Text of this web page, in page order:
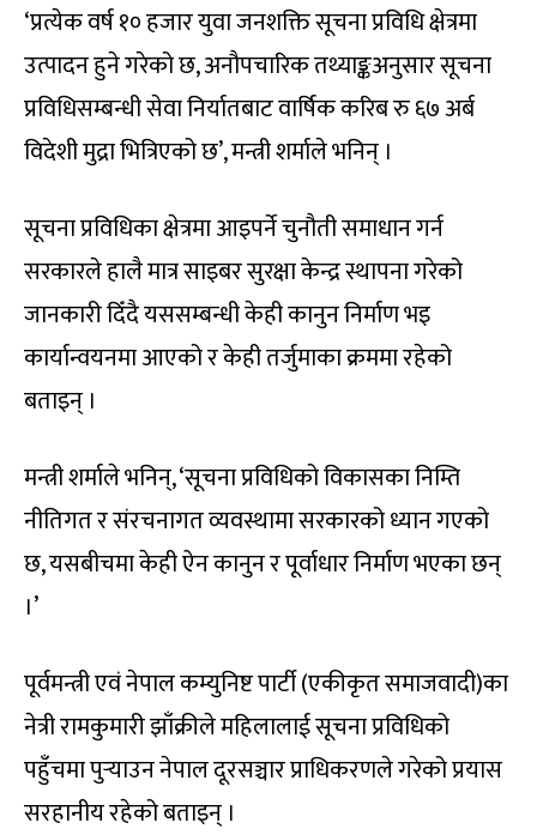
‘प्रत्येक वर्ष १० हजार युवा जनशक्ति सूचना प्रविधि क्षेत्रमा
उत्पादन हुने गरेको छ, अनौपचारिक तथ्याङ्कअनुसार सूचना
प्रविधिसम्बन्धी सेवा निर्यातबाट वार्षिक करिब रु ६७ अर्ब
विदेशी मुद्रा भित्रिएको छ’, मन्त्री शर्माले भनिन् ।
सूचना प्रविधिका क्षेत्रमा आइपर्ने चुनौती समाधान गर्न
सरकारले हालै मात्र साइबर सुरक्षा केन्द्र स्थापना गरेको
जानकारी दिँदै यससम्बन्धी केही कानुन निर्माण भइ
कार्यान्वयनमा आएको र केही तर्जुमाका क्रममा रहेको
बताइन् ।
मन्त्री शर्माले भनिन्, ‘सूचना प्रविधिको विकासका निम्ति
नीतिगत र संरचनागत व्यवस्थामा सरकारको ध्यान गएको
छ, यसबीचमा केही ऐन कानुन र पूर्वाधार निर्माण भएका छन्
।’
पूर्वमन्त्री एवं नेपाल कम्युनिष्ट पार्टी (एकीकृत समाजवादी)का
नेत्री रामकुमारी झाँक्रीले महिलालाई सूचना प्रविधिको
पहुँचमा पुर्‍याउन नेपाल दूरसञ्चार प्राधिकरणले गरेको प्रयास
सरहानीय रहेको बताइन् ।